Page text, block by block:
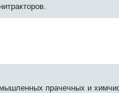
прачечных и